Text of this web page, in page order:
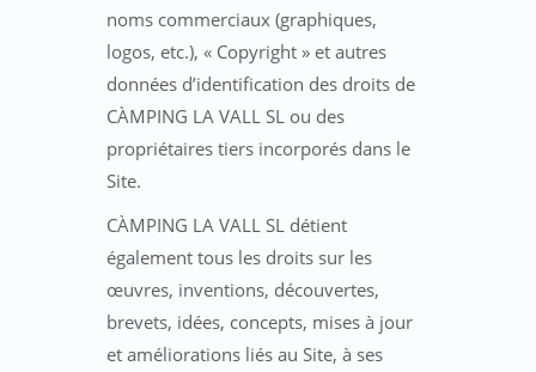
noms commerciaux (graphiques,
logos, etc.), « Copyright » et autres
données d’identification des droits de
CÀMPING LA VALL SL ou des
propriétaires tiers incorporés dans le
Site.
CÀMPING LA VALL SL détient
également tous les droits sur les
œuvres, inventions, découvertes,
brevets, idées, concepts, mises à jour
et améliorations liés au Site, à ses